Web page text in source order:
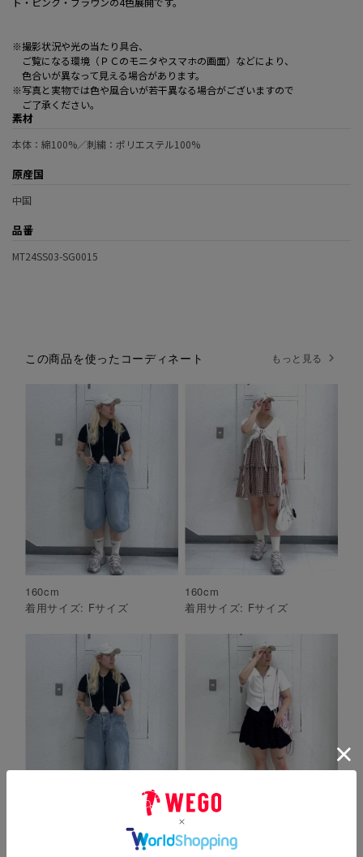
※撮影状況や光の当たり具合、
ご覧になる環境（ＰＣのモニタやスマホの画面）などにより、
色合いが異なって見える場合があります。
※写真と実物では色や風合いが若干異なる場合がございますので
ご了承ください。
素材
本体：綿100%／刺繍：ポリエステル100%
原産国
中国
品番
MT24SS03-SG0015
この商品を使ったコーディネート もっと見る
160cm
着用サイズ: Fサイズ
160cm
着用サイズ: Fサイズ
160cm